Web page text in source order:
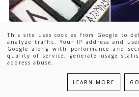
This site uses cookies from Google to
analyze traffic. Your IP address and
Google along with performance and
quality of service, generate usage
address abuse.
LEARN MORE